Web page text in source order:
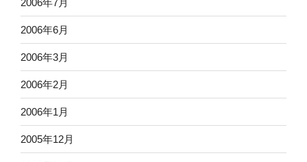
2006年6月
2006年3月
2006年2月
2006年1月
2005年12月